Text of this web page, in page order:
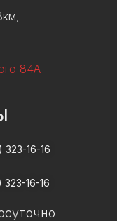
84А
323-16-16
323-16-16